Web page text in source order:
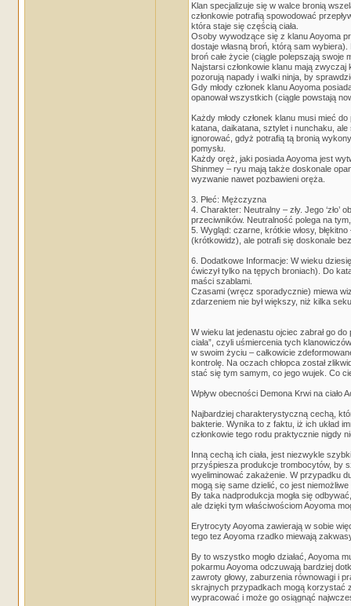
Klan specjalizuje się w walce bronią
członkowie potrafią spowodować
która staje się częścią ciała.
Osoby wywodzące się z klanu Aoyoma
dostaje własną broń, którą sam
broń całe życie (ciągle polepszają swoje
Najstarsi członkowie klanu mają
pozorują napady i walki ninja, by
Gdy młody członek klanu Aoyoma
opanował wszystkich (ciągle powstają
Każdy młody członek klanu musi mieć
katana, daikatana, sztylet i nunchaku,
ignorować, gdyż potrafią tą bronią
pomysłu.
Każdy oręż, jaki posiada Aoyoma jest
Shinmey – ryu mają także doskonale
wyzwanie nawet pozbawieni oręża.
3. Płeć: Mężczyzna
4. Charakter: Neutralny – zły. Jego
przeciwników. Neutralność polega na
5. Wygląd: czarne, krótkie włosy,
(krótkowidz), ale potrafi się doskonale
6. Dodatkowe Informacje: W wieku
ćwiczył tylko na tępych broniach). Do
maści szablami.
Czasami (wręcz sporadycznie) miewa
zdarzeniem nie był większy, niż kilka
W wieku lat jedenastu ojciec zabrał go
ciała”, czyli uśmiercenia tych
w swoim życiu – całkowicie
kontrolę. Na oczach chłopca został
stać się tym samym, co jego wujek. Co
Wpływ obecności Demona Krwi na ciało
Najbardziej charakterystyczną cechą,
bakterie. Wynika to z faktu, iż ich układ
członkowie tego rodu praktycznie nigdy
Inną cechą ich ciała, jest niezwykle
przyśpiesza produkcje trombocytów, by
wyeliminować zakażenie. W przypadku
mogą się same dzielić, co jest
By taka nadprodukcja mogła się
ale dzięki tym właściwościom Aoyoma
Erytrocyty Aoyoma zawierają w sobie
tego tez Aoyoma rzadko miewają
By to wszystko mogło działać, Aoyoma
pokarmu Aoyoma odczuwają bardziej
zawroty głowy, zaburzenia równowagi i
skrajnych przypadkach mogą korzystać
wypracować i może go osiągnąć